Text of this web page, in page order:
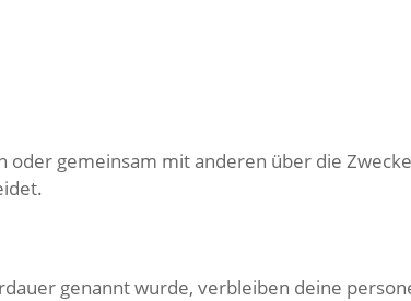
gemeinsam mit anderen über die
genannt wurde, verbleiben deine